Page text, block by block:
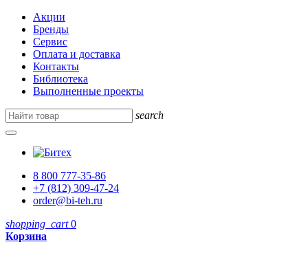
Акции
Бренды
Сервис
Оплата и доставка
Контакты
Библиотека
Выполненные проекты
search
8 800 777-35-86
+7 (812) 309-47-24
order@bi-teh.ru
shopping_cart 0
Корзина